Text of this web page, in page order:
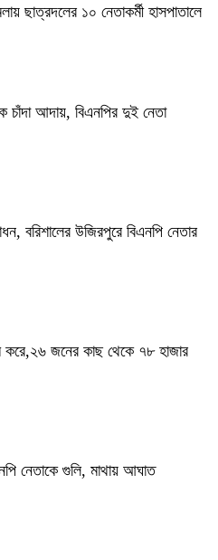
ছাত্রদলের ১০ নেতাকর্মী হাসপাতালে
চাঁদা আদায়, বিএনপির দুই নেতা
বরিশালের উজিরপুরে বিএনপি নেতার
করে,২৬ জনের কাছ থেকে ৭৮ হাজার
নেতাকে গুলি, মাথায় আঘাত